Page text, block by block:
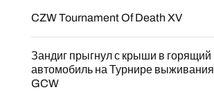
CZW Tournament Of Death XV
Зандиг прыгнул с крыши в горящий
автомобиль на Турнире выживания
GCW